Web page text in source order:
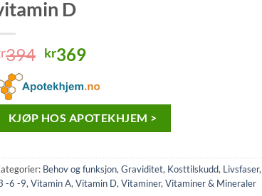
D
394 Opprinnelig
var:
kr394.
kr369Nåværende
er:
kr369.
KJØP HOS APOTEKHJEM >
Behov og funksjon,Graviditet, Kosttilskudd, Livsfaser,
-6 -9,Vitamin A,Vitamin D,Vitaminer,Vitaminer & Mineraler